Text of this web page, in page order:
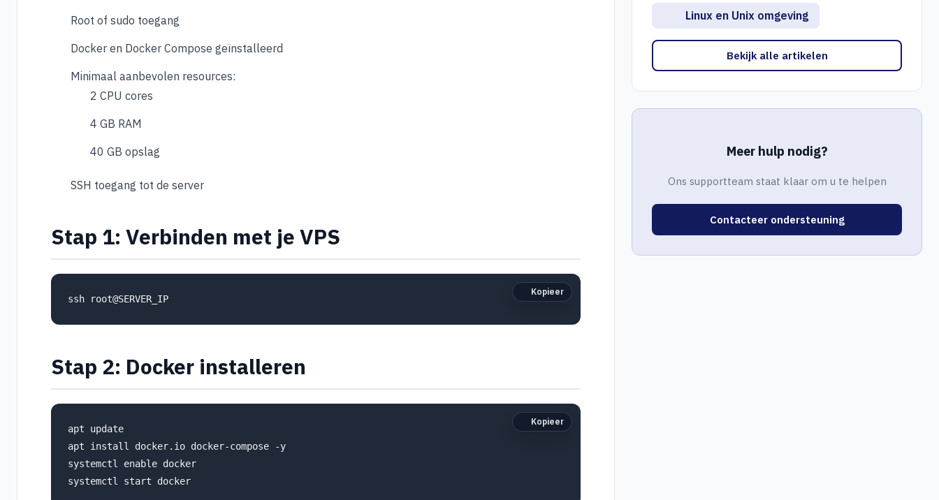
Root of sudo toegang
Docker en Docker Compose geïnstalleerd
Minimaal aanbevolen resources:
2 CPU cores
4 GB RAM
40 GB opslag
SSH toegang tot de server
Stap 1: Verbinden met je VPS
Kopieer
Stap 2: Docker installeren
apt update
apt install docker.io docker-compose -y
systemctl enable docker
Kopieer
Linux en Unix omgeving
Bekijk alle artikelen
Meer hulp nodig?
Ons supportteam staat klaar om u te helpen
Contacteer ondersteuning